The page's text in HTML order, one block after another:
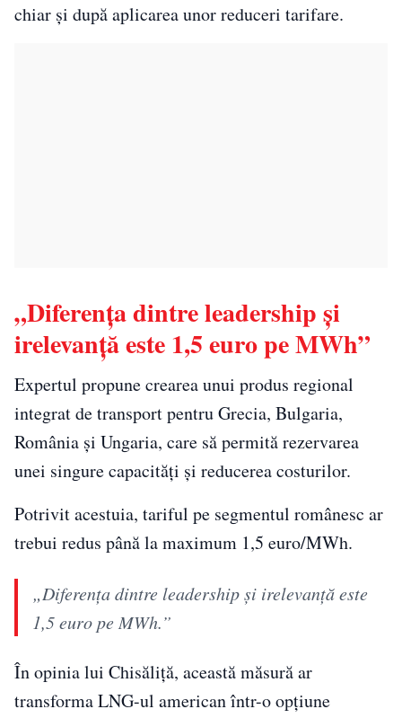
chiar și după aplicarea unor reduceri tarifare.
„Diferența dintre leadership și
irelevanță este 1,5 euro pe MWh”
Expertul propune crearea unui produs regional
integrat de transport pentru Grecia, Bulgaria,
România și Ungaria, care să permită rezervarea
unei singure capacități și reducerea costurilor.
Potrivit acestuia, tariful pe segmentul românesc ar
trebui redus până la maximum 1,5 euro/MWh.
„Diferența dintre leadership și irelevanță este
1,5 euro pe MWh.”
În opinia lui Chisăliță, această măsură ar
transforma LNG-ul american într-o opțiune